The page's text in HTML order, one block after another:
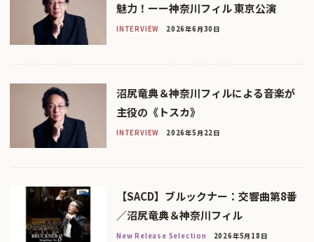
魅力！ーー神奈川フィル 東京公演
INTERVIEW 2026年6月30日
沼尻竜典＆神奈川フィルによる音楽が
主役の《トスカ》
INTERVIEW 2026年5月22日
【SACD】ブルックナー：交響曲第8番
／沼尻竜典＆神奈川フィル
New Release Selection 2026年5月18日